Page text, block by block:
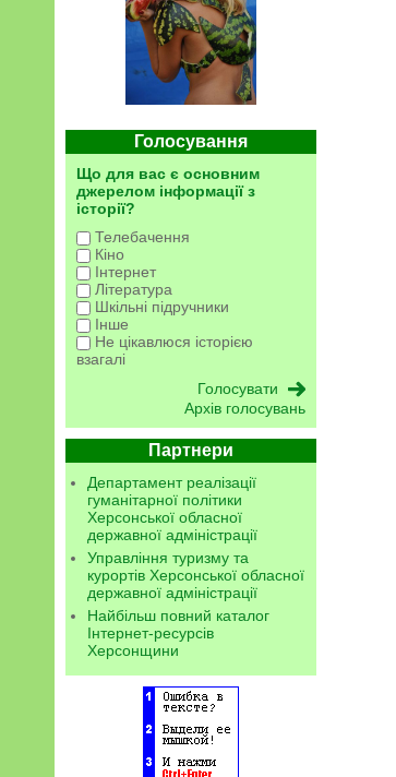
Голосування
Що для вас є основним
джерелом інформації з
історії?
Телебачення
Кіно
Інтернет
Література
Шкільні підручники
Інше
Не цікавлюся історією
взагалі
Архів голосувань
Партнери
Департамент реалізації
гуманітарної політики
Херсонської обласної
державної адміністрації
Управління туризму та
курортів Херсонської обласної
державної адміністрації
Найбільш повний каталог
Інтернет-ресурсів
Херсонщини